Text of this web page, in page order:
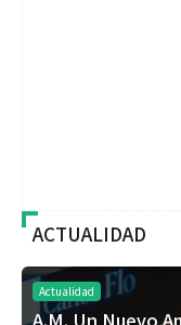
ACTUALIDAD
Actualidad